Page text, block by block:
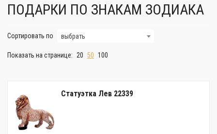
ПОДАРКИ ПО ЗНАКАМ ЗОДИАКА
Сортировать по выбрать
Показать на странице: 20 50 100
Статуэтка Лев 22339